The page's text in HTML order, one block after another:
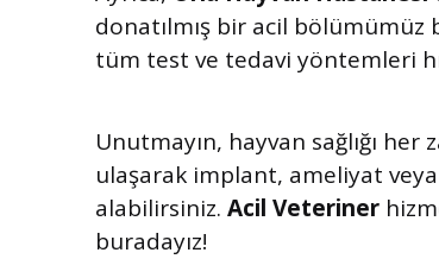
donatılmış bir acil bölümümüz
tüm test ve tedavi yöntemleri
Unutmayın, hayvan sağlığı
ulaşarak implant, ameliyat
alabilirsiniz. Acil Veteriner
buradayız!